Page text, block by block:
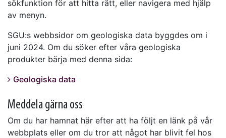
sökfunktion för att hitta rätt, eller navigera med hjälp
av menyn.
SGU:s webbsidor om geologiska data byggdes om i
juni 2024. Om du söker efter våra geologiska
produkter bärja med denna sida:
Geologiska data
Meddela gärna oss
Om du har hamnat här efter att ha följt en länk på vår
webbplats eller om du tror att något har blivit fel hos